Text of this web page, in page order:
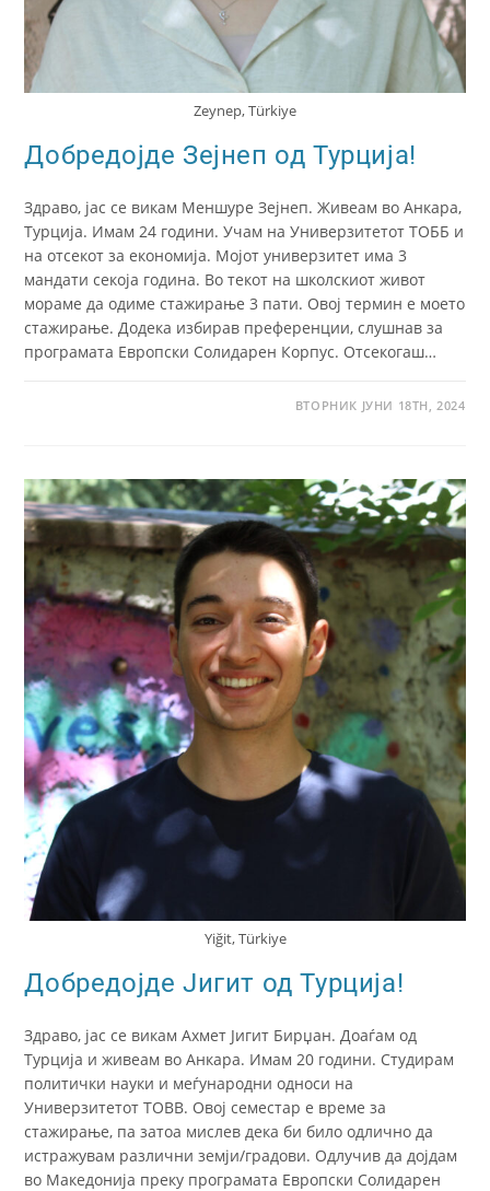
Zeynep, Türkiye
Добредојде Зејнеп од Турција!
Здраво, јас се викам Меншуре Зејнеп. Живеам во Анкара,
Турција. Имам 24 години. Учам на Универзитетот ТОББ и
на отсекот за економија. Мојот универзитет има 3
мандати секоја година. Во текот на школскиот живот
мораме да одиме стажирање 3 пати. Овој термин е моето
стажирање. Додека избирав преференции, слушнав за
програмата Европски Солидарен Корпус. Отсекогаш…
ВТОРНИК ЈУНИ 18TH, 2024
Yiğit, Türkiye
Добредојде Јигит од Турција!
Здраво, јас се викам Ахмет Јигит Бирџан. Доаѓам од
Турција и живеам во Анкара. Имам 20 години. Студирам
политички науки и меѓународни односи на
Универзитетот TOBB. Овој семестар е време за
стажирање, па затоа мислев дека би било одлично да
истражувам различни земји/градови. Одлучив да дојдам
во Македонија преку програмата Европски Солидарен